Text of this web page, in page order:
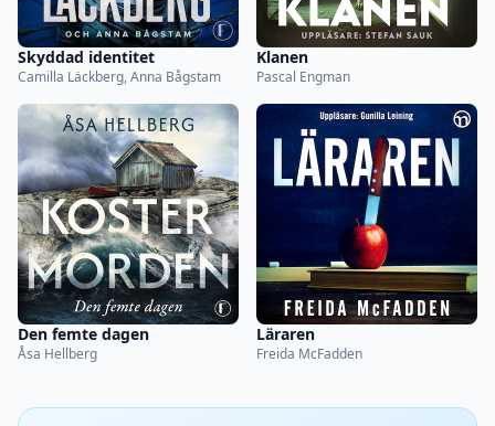
Skyddad identitet
Camilla Läckberg, Anna Bågstam
Klanen
Pascal Engman
Den femte dagen
Åsa Hellberg
Läraren
Freida McFadden